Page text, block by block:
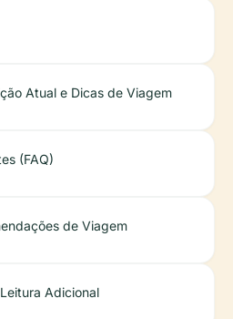
Atual e Dicas de Viagem
(FAQ)
de Viagem
Adicional